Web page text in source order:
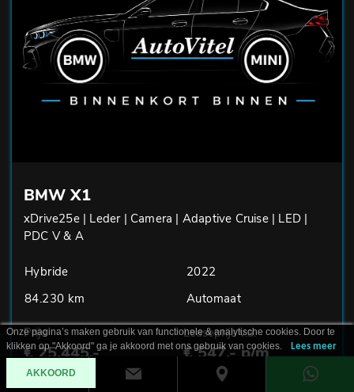
BMW X1
xDrive25e | Leder | Camera | Adaptive Cruise | LED |
PDC V & A
Hybride
2022
84.230 km
Automaat
Prijs
€ 25.445,-
Leaseprijs v.a.
€ 547,- p/m
Onze pagina’s maken gebruik van functionele & analytische cookies. Door te
klikken op "Akkoord" ga je akkoord met ons gebruik van cookies.
Lees meer
AKKOORD